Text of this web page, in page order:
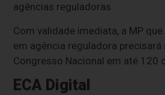
agências reguladoras.
Com validade imediata, a MP
em agência reguladora precisará
Congresso Nacional em até 120
ECA Digital